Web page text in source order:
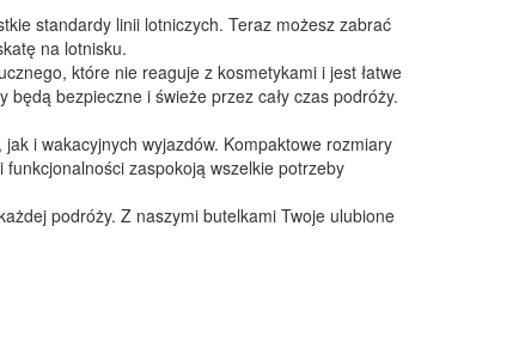
standardy linii lotniczych. Teraz możesz zabrać
na lotnisku.
które nie reaguje z kosmetykami i jest łatwe
bezpieczne i świeże przez cały czas podróży.
i wakacyjnych wyjazdów. Kompaktowe rozmiary
zaspokoją wszelkie potrzeby
podróży. Z naszymi butelkami Twoje ulubione